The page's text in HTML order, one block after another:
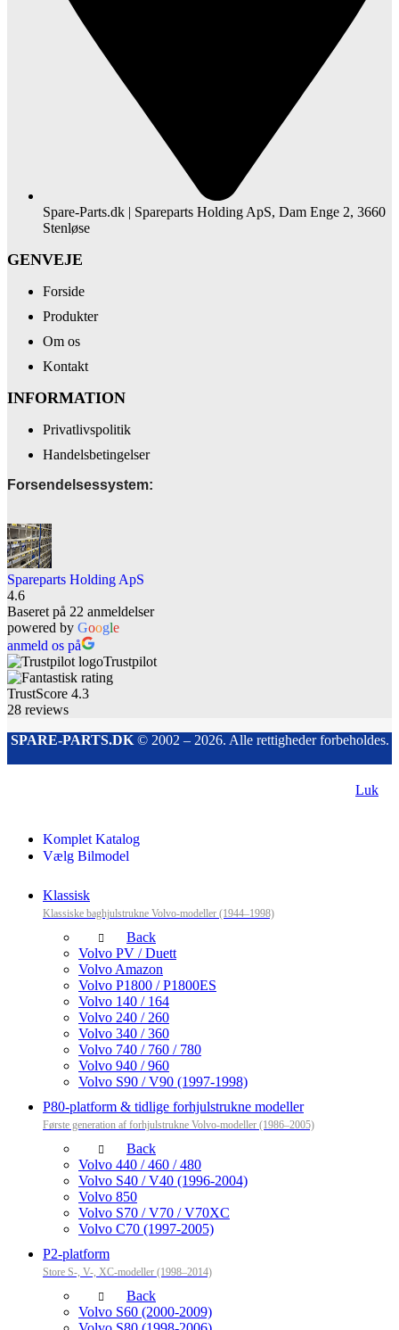
Spare-Parts.dk | Spareparts Holding ApS, Dam Enge 2, 3660
Stenløse
GENVEJE
Forside
Produkter
Om os
Kontakt
INFORMATION
Privatlivspolitik
Handelsbetingelser
Forsendelsessystem:
Spareparts Holding ApS
4.6
Baseret på 22 anmeldelser
powered by Google
anmeld os på
Trustpilot
TrustScore 4.3
28 reviews
SPARE-PARTS.DK© 2002 – 2026. Alle rettigheder forbeholdes.
Luk
Komplet Katalog
Vælg Bilmodel
Klassisk
Klassiske baghjulstrukne Volvo-modeller (1944–1998)
Back
Volvo PV / Duett
Volvo Amazon
Volvo P1800 / P1800ES
Volvo 140 / 164
Volvo 240 / 260
Volvo 340 / 360
Volvo 740 / 760 / 780
Volvo 940 / 960
Volvo S90 / V90 (1997-1998)
P80-platform & tidlige forhjulstrukne modeller
Første generation af forhjulstrukne Volvo-modeller (1986–2005)
Back
Volvo 440 / 460 / 480
Volvo S40 / V40 (1996-2004)
Volvo 850
Volvo S70 / V70 / V70XC
Volvo C70 (1997-2005)
P2-platform
Store S-, V-, XC-modeller (1998–2014)
Back
Volvo S60 (2000-2009)